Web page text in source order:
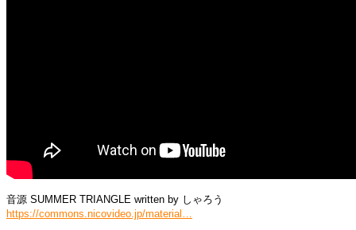
音源 SUMMER TRIANGLE written by しゃろう
https://commons.nicovideo.jp/material…